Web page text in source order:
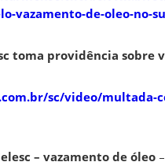
vazamento-de-oleo-no-
toma providência sobre
sc/video/multada-
– vazamento de óleo